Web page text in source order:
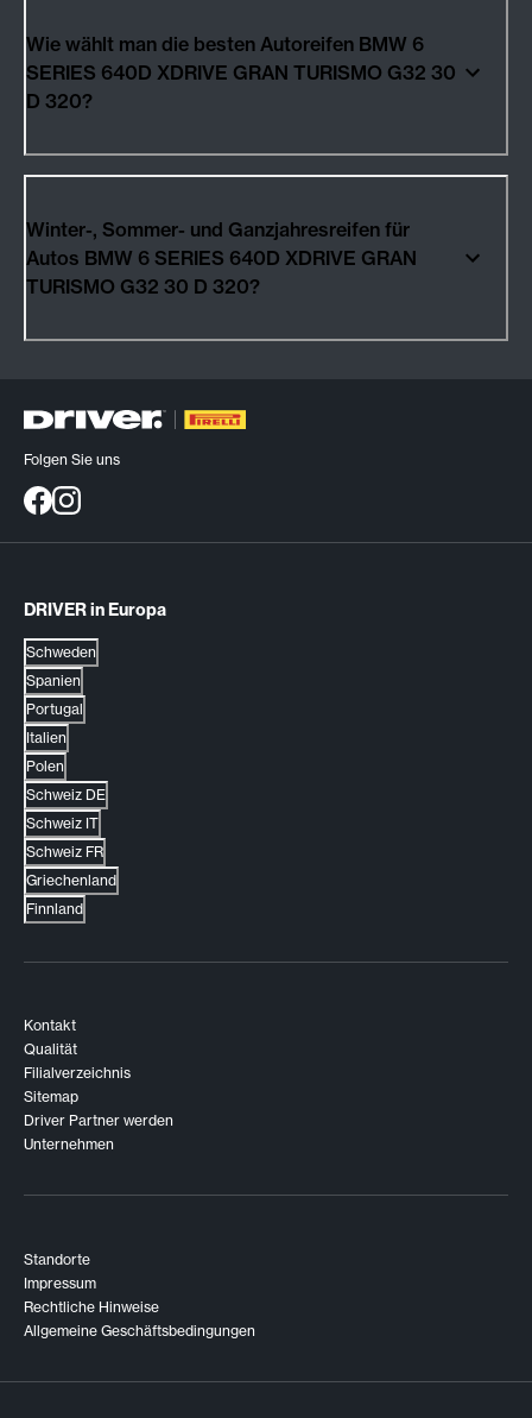
Wie wählt man die besten Autoreifen BMW 6
SERIES 640D XDRIVE GRAN TURISMO G32 30
D 320?
Winter-, Sommer- und Ganzjahresreifen für
Autos BMW 6 SERIES 640D XDRIVE GRAN
TURISMO G32 30 D 320?
Folgen Sie uns
DRIVER in Europa
Schweden
Spanien
Portugal
Italien
Polen
Schweiz DE
Schweiz IT
Schweiz FR
Griechenland
Finnland
Kontakt
Qualität
Filialverzeichnis
Sitemap
Driver Partner werden
Unternehmen
Standorte
Impressum
Rechtliche Hinweise
Allgemeine Geschäftsbedingungen